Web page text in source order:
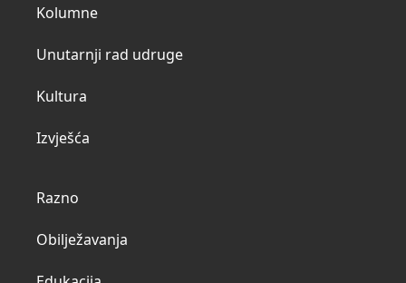
Kolumne
Unutarnji rad udruge
Kultura
Izvješća
Razno
Obilježavanja